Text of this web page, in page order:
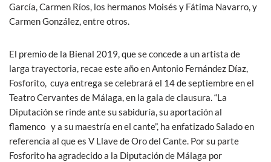
García, Carmen Ríos, los hermanos Moisés y Fátima Navarro, y
Carmen González, entre otros.
El premio de la Bienal 2019, que se concede a un artista de
larga trayectoria, recae este año en Antonio Fernández Díaz,
Fosforito, cuya entrega se celebrará el 14 de septiembre en el
Teatro Cervantes de Málaga, en la gala de clausura. “La
Diputación se rinde ante su sabiduría, su aportación al
flamenco y a su maestría en el cante”, ha enfatizado Salado en
referencia al que es V Llave de Oro del Cante. Por su parte
Fosforito ha agradecido a la Diputación de Málaga por